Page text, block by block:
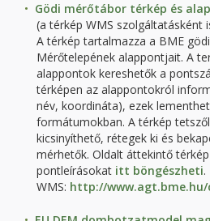
Gödi mérőtábor térkép és
(a térkép WMS szolgáltatásként
A térkép tartalmazza a BME
Mérőtelepének alappontjait. A
alappontok kereshetők a
térképen az alappontokról
név, koordináta), ezek
formátumokban. A térkép
kicsinyíthető, rétegek ki és
mérhetők. Oldalt áttekintő
pontleírásokat itt böngészheti.
WMS: http://